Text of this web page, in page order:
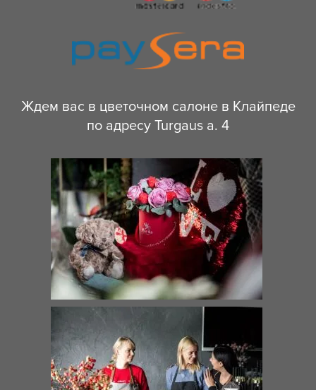
Ждем вас в цветочном салоне в Клайпеде
по адресу Turgaus a. 4